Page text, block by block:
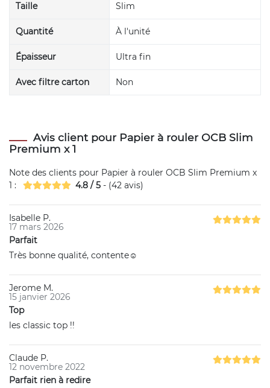
Taille Slim
Quantité À l'unité
Épaisseur Ultra fin
Avec filtre carton Non
Avis client pour Papier à rouler OCB Slim
Premium x 1
Note des clients pour Papier à rouler OCB Slim Premium x
1 : 4.8 /5 - (42 avis)
Isabelle P.
17 mars 2026
Parfait
Très bonne qualité, contente☺️
Jerome M.
15 janvier 2026
Top
les classic top !!
Claude P.
12 novembre 2022
Parfait rien à redire